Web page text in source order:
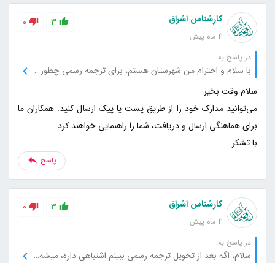
کارشناس اشراق
4 ماه پیش
3
0
در پاسخ به:
با سلام و احترام من شهرستان هستم، برای ترجمه رسمی چطوری باید اصل مدرک رو برسونم خدمتتون؟
می‌توانید مدارک خود را از طریق پست یا پیک ارسال کنید. همکاران ما
با تشکر
پاسخ
کارشناس اشراق
4 ماه پیش
3
0
در پاسخ به:
سلام، اگه بعد از تحویل ترجمه رسمی ببینم اشتباهی داره، میشه اصلاحش کرد؟